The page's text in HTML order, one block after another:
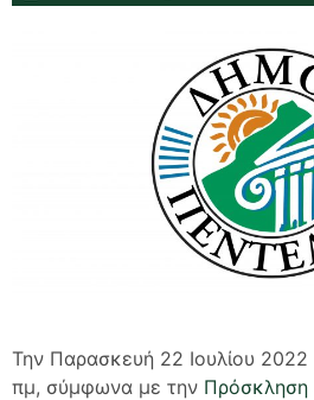
Την Παρασκευή 22 Ιουλίου
πμ, σύμφωνα με την Πρόσκληση